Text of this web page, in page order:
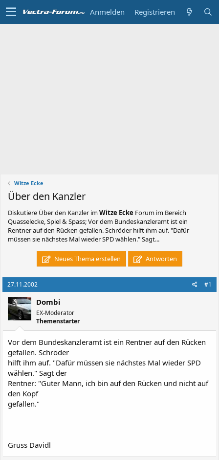
Anmelden Registrieren
Witze Ecke
Über den Kanzler
Diskutiere Über den Kanzler imWitze Ecke Forum im Bereich
Quasselecke, Spiel & Spass; Vor dem Bundeskanzleramt ist ein
Rentner auf den Rücken gefallen. Schröder hilft ihm auf. "Dafür
müssen sie nächstes Mal wieder SPD wählen." Sagt...
Neues Thema erstellen Antworten
27.11.2002 #1
Dombi
EX-Moderator
Themenstarter
Vor dem Bundeskanzleramt ist ein Rentner auf den Rücken
gefallen. Schröder
hilft ihm auf. "Dafür müssen sie nächstes Mal wieder SPD
wählen." Sagt der
Rentner: "Guter Mann, ich bin auf den Rücken und nicht auf
den Kopf
gefallen."
Gruss Davidl